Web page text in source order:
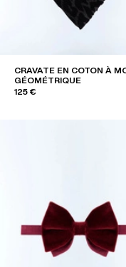
CRAVATE EN COTON À
GÉOMÉTRIQUE
125 €